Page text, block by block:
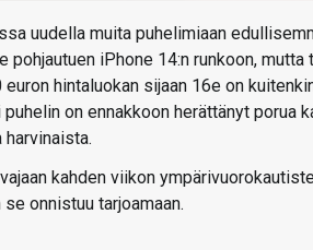
uudella muita puhelimiaan
iPhone 14:n runkoon,
hintaluokan sijaan 16e on
on ennakkoon herättänyt porua
harvinaista.
kahden viikon
onnistuu tarjoamaan.